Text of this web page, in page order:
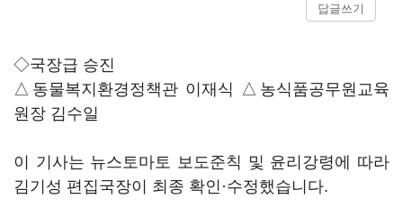
답글쓰기
◇국장급 승진
△동물복지환경정책관 이재식 △농식품공무원교육
원장 김수일
이 기사는 뉴스토마토 보도준칙 및 윤리강령에 따라
김기성 편집국장이 최종 확인·수정했습니다.